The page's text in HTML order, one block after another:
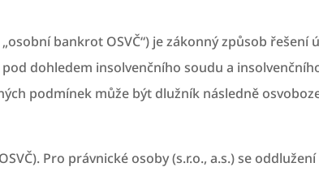
bankrot OSVČ“) je zákonný způsob řešení
dohledem insolvenčního soudu a
podmínek může být dlužník následně
Pro právnické osoby (s.r.o., a.s.) se